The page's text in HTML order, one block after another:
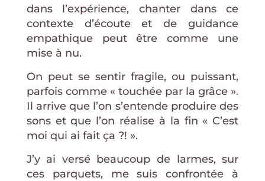
dans l’expérience, chanter dans ce
contexte d’écoute et de guidance
empathique peut être comme une
mise à nu.
On peut se sentir fragile, ou puissant,
parfois comme « touchée par la grâce ».
Il arrive que l’on s’entende produire des
sons et que l’on réalise à la fin « C’est
moi qui ai fait ça ?! ».
J’y ai versé beaucoup de larmes, sur
ces parquets, me suis confrontée à